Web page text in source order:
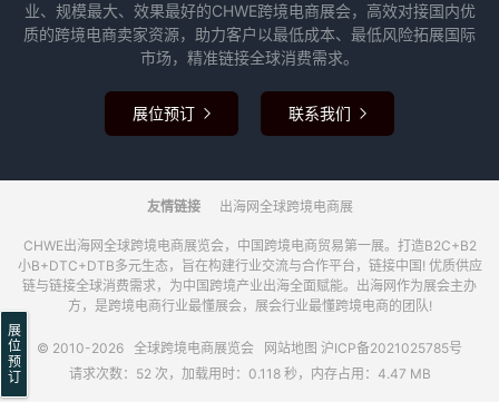
业、规模最大、效果最好的CHWE跨境电商展会，高效对接国内优
质的跨境电商卖家资源，助力客户以最低成本、最低风险拓展国际
市场，精准链接全球消费需求。
展位预订  联系我们 
友情链接 出海网全球跨境电商展
CHWE出海网全球跨境电商展览会，中国跨境电商贸易第一展。打造B2C+B2
小B+DTC+DTB多元生态，旨在构建行业交流与合作平台，链接中国! 优质供应
链与链接全球消费需求，为中国跨境产业出海全面赋能。出海网作为展会主办
方，是跨境电商行业最懂展会，展会行业最懂跨境电商的团队!
© 2010-2026 全球跨境电商展览会 网站地图 沪ICP备2021025785号
请求次数：52 次，加载用时：0.118 秒，内存占用：4.47 MB
展
位
预
订